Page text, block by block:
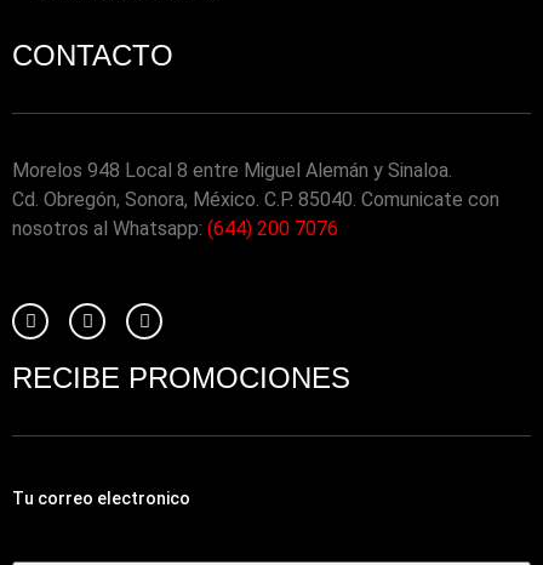
CONTACTO
Morelos 948 Local 8 entre Miguel Alemán y Sinaloa.
Cd. Obregón, Sonora, México. C.P. 85040. Comunicate con
nosotros al Whatsapp: (644) 200 7076
RECIBE PROMOCIONES
Tu correo electronico